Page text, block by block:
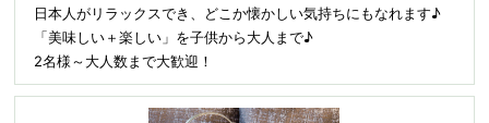
日本人がリラックスでき、どこか懐かしい気持ちにもなれます♪
「美味しい＋楽しい」を子供から大人まで♪
2名様～大人数まで大歓迎！